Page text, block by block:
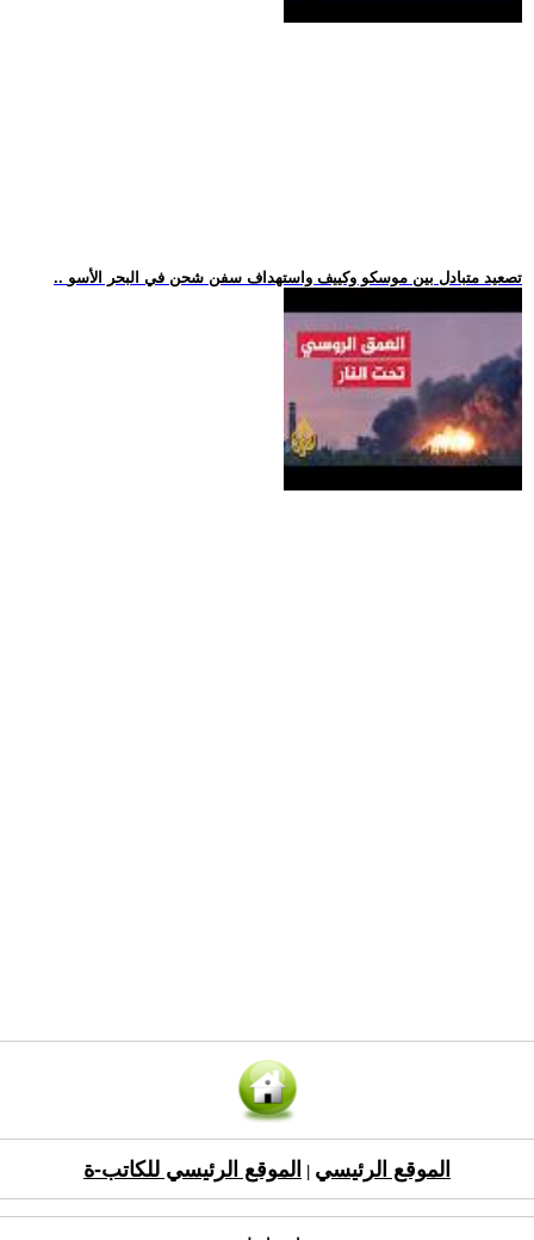
.. تصعيد متبادل بين موسكو وكييف واستهداف سفن شحن في البحر الأسو
الموقع الرئيسي الموقع الرئيسي للكاتب-ة